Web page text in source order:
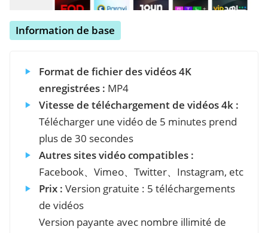
Information de base
Format de fichier des vidéos 4K
enregistrées : MP4
Vitesse de téléchargement de vidéos 4k :
Télécharger une vidéo de 5 minutes prend
plus de 30 secondes
Autres sites vidéo compatibles :
Facebook、Vimeo、Twitter、Instagram, etc
Prix : Version gratuite : 5 téléchargements
de vidéos
Version payante avec nombre illimité de